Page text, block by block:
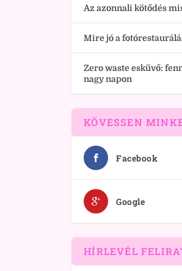
Az azonnali kötődés
Mire jó a
Zero waste esküvő:
nagy napon
KÖVESSEN
Facebook
Google
HÍRLEVÉL